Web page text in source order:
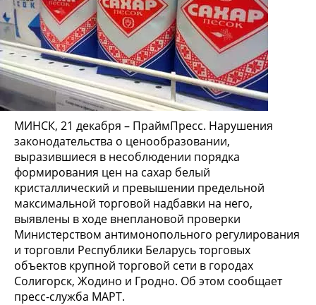
МИНСК, 21 декабря – ПраймПресс. Нарушения
законодательства о ценообразовании,
выразившиеся в несоблюдении порядка
формирования цен на сахар белый
кристаллический и превышении предельной
максимальной торговой надбавки на него,
выявлены в ходе внеплановой проверки
Министерством антимонопольного регулирования
и торговли Республики Беларусь торговых
объектов крупной торговой сети в городах
Солигорск, Жодино и Гродно. Об этом сообщает
пресс-служба МАРТ.